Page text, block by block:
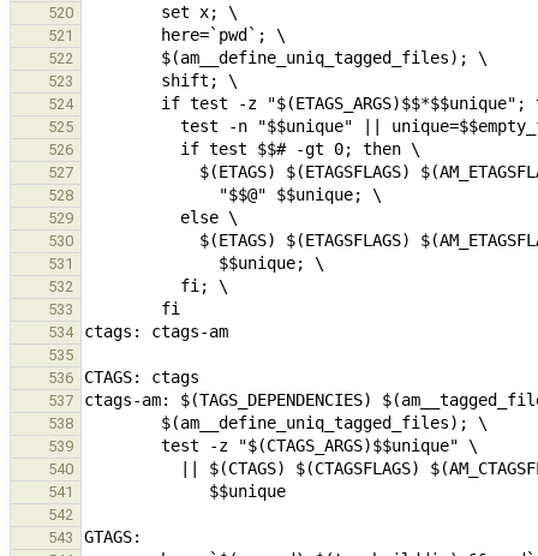
520
521
522
523
524
525
526
527
528
529
530
531
532
533
534
535
536
537
538
539
540
541
542
543